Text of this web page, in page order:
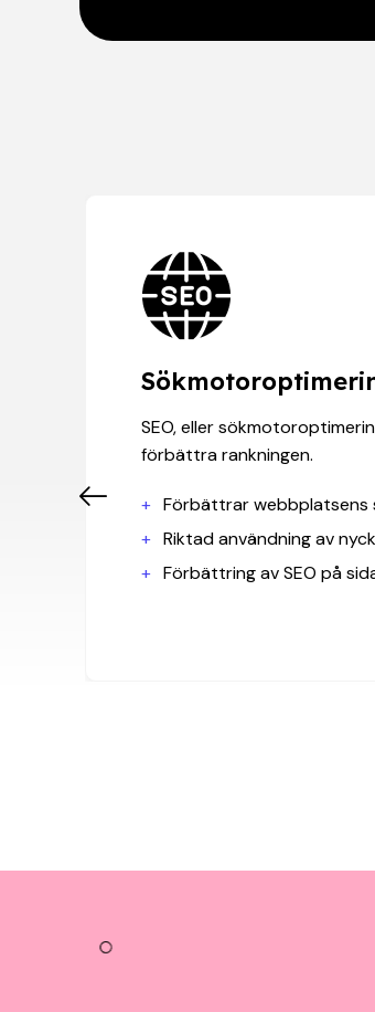
SEO, eller
förbättra rankningen.
Förbättrar webbplatsens
Riktad användning av
Förbättring av SEO på